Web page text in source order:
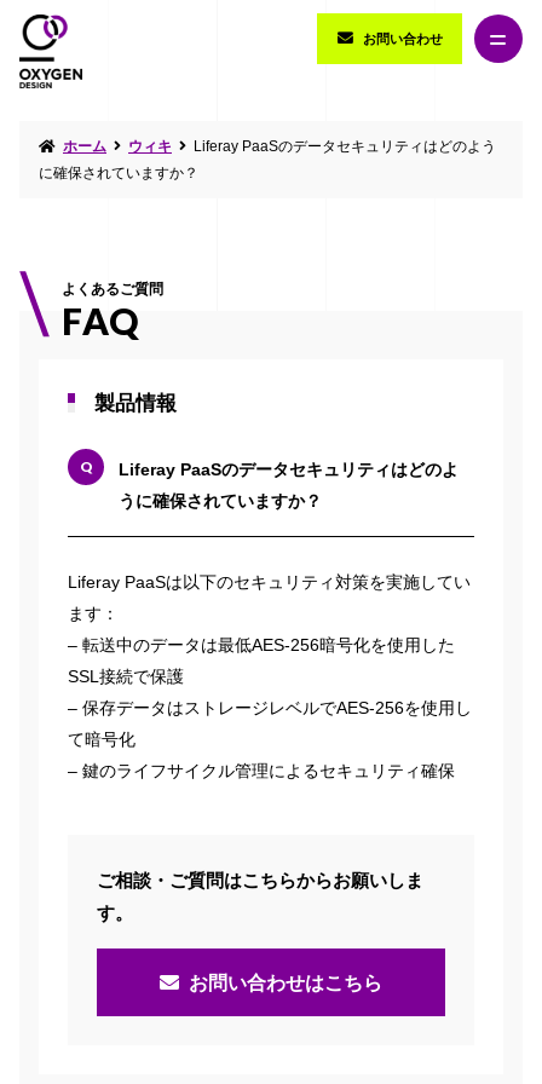
お問い合わせ
ホーム ウィキ
Liferay PaaSのデータセキュリティはどのよう
に確保されていますか？
よくあるご質問
FAQ
製品情報
Liferay PaaSのデータセキュリティはどのよ
うに確保されていますか？
Liferay PaaSは以下のセキュリティ対策を実施してい
ます：
– 転送中のデータは最低AES-256暗号化を使用した
SSL接続で保護
– 保存データはストレージレベルでAES-256を使用し
て暗号化
– 鍵のライフサイクル管理によるセキュリティ確保
ご相談・ご質問はこちらからお願いしま
す。
お問い合わせはこちら